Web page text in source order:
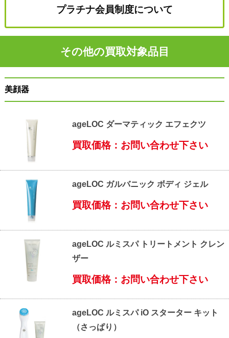
プラチナ会員制度について
その他の買取対象品目
美顔器
ageLOC ダーマティック エフェクツ
買取価格：お問い合わせ下さい
ageLOC ガルバニック ボディ ジェル
買取価格：お問い合わせ下さい
ageLOC ルミスパ トリートメント クレン
ザー
買取価格：お問い合わせ下さい
ageLOC ルミスパ iO スターター キット
（さっぱり）